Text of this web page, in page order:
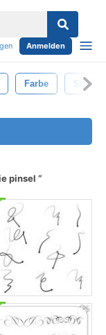
Anmelden
Farbe Stift
pinsel